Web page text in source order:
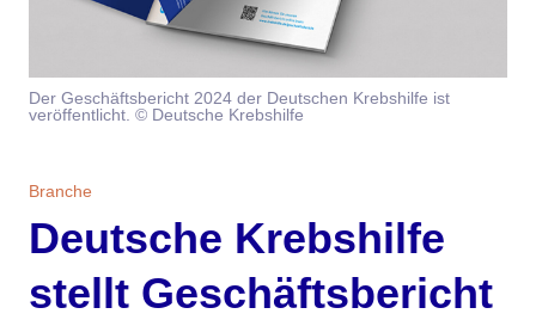
Marketing
Studien
Digital Health
Magazin
Ausgabenarchiv
Abonnement
Kontakt
Team
Werben
Der Geschäftsbericht 2024 der Deutschen Krebshilfe ist
veröffentlicht. © Deutsche Krebshilfe
Branche
Deutsche Krebshilfe
stellt Geschäftsbericht